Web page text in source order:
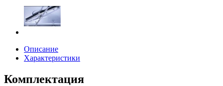
Описание
Характеристики
Комплектация